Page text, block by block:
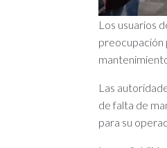
Los usuarios
preocupación
Las
de falta de
para su